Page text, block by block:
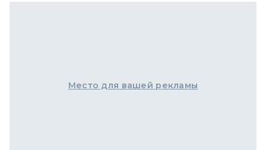
Место для вашей рекламы